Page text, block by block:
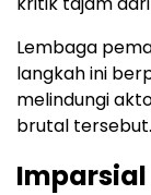
Lembaga
langkah ini
melindungi
brutal tersebut.